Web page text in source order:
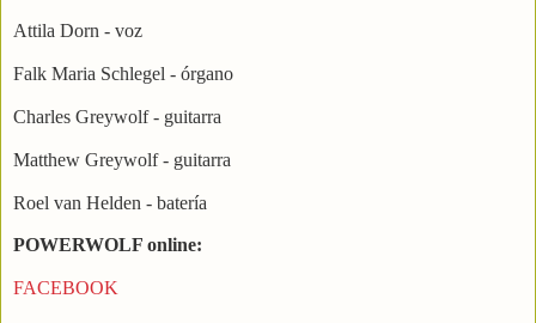
Attila Dorn - voz
Falk Maria Schlegel - órgano
Charles Greywolf - guitarra
Matthew Greywolf - guitarra
Roel van Helden - batería
POWERWOLF online:
FACEBOOK